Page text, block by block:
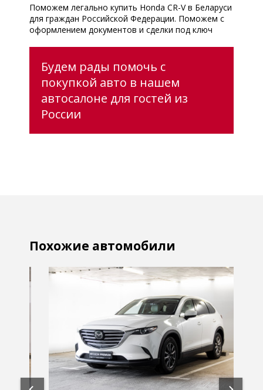
Поможем легально купить Honda CR-V в Беларуси
для граждан Российской Федерации. Поможем с
оформлением документов и сделки под ключ
Будем рады помочь с
покупкой авто в нашем
автосалоне для гостей из
России
Похожие автомобили